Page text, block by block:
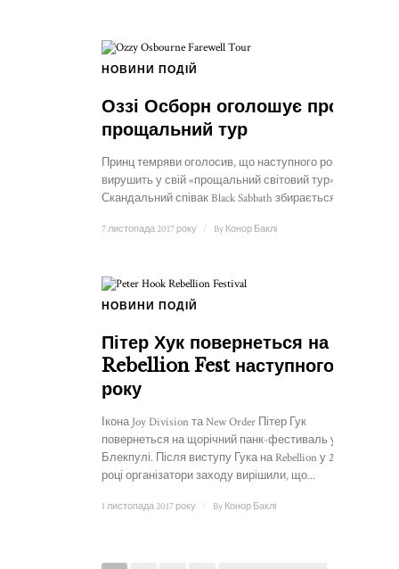
НОВИНИ ПОДІЙ
Оззі Осборн оголошує про
прощальний тур
Принц темряви оголосив, що наступного року
вирушить у свій «прощальний світовий тур».
Скандальний співак Black Sabbath збирається у ...
7 листопада 2017 року By Конор Баклі
НОВИНИ ПОДІЙ
Пітер Хук повернеться на
Rebellion Fest наступного
року
Ікона Joy Division та New Order Пітер Гук
повернеться на щорічний панк-фестиваль у
Блекпулі. Після виступу Гука на Rebellion у 2016
році організатори заходу вирішили, що...
1 листопада 2017 року By Конор Баклі